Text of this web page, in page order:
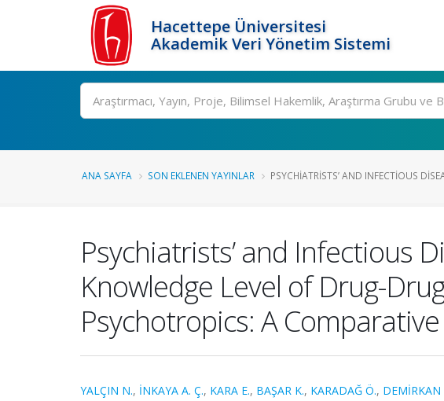
Hacettepe Üniversitesi
Akademik Veri Yönetim Sistemi
Ara
ANA SAYFA SON EKLENEN YAYINLAR PSYCHIATRISTS’ AND INFECTIOUS
Psychiatrists’ and Infectious
Knowledge Level of Drug-
Psychotropics: A
YALÇIN N., İNKAYA A. Ç., KARA E., BAŞAR K., KARADAĞ Ö., DEMİRKAN